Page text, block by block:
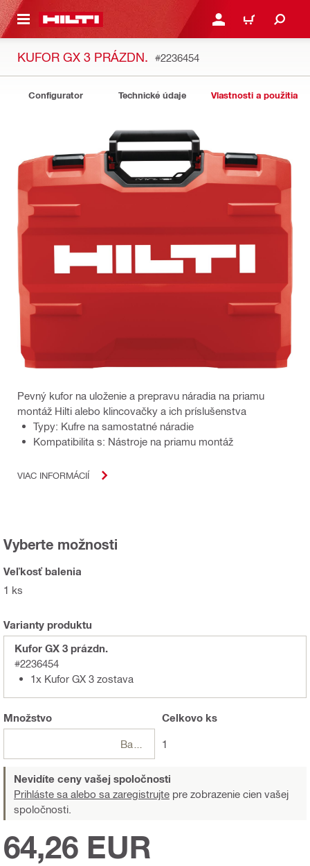
HLAVNÝ OBSAH PRIHLÁSIŤ ALEBO
KOŠÍK
KUFOR GX 3 PRÁZDN. #2236454
Configurator Technické údaje Vlastnosti a použitia
Pevný kufor na uloženie a prepravu náradia na priamu
montáž Hilti alebo klincovačky a ich príslušenstva
Typy: Kufre na samostatné náradie
Kompatibilita s: Nástroje na priamu montáž
VIAC INFORMÁCIÍ
Vyberte možnosti
Veľkosť balenia
1 ks
Varianty produktu
Kufor GX 3 prázdn.
#2236454
1x Kufor GX 3 zostava
Množstvo Celkovo ks
1
Nevidíte ceny vašej spoločnosti
Prihláste sa alebo sa zaregistrujte pre zobrazenie cien vašej
spoločnosti.
64,26 EUR